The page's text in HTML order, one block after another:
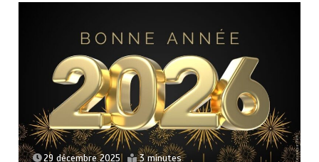
29 décembre 2025 3 minutes